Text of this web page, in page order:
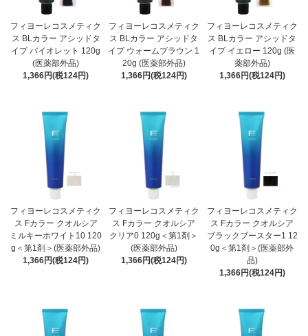
フィヨーレコスメティク
ス BLカラー アシッドタ
イプ バイオレット 120g
(医薬部外品)
1,366円(税124円)
フィヨーレコスメティク
ス BLカラー アシッドタ
イプ ウォームブラウン 1
20g (医薬部外品)
1,366円(税124円)
フィヨーレコスメティク
ス BLカラー アシッドタ
イプ イエロー 120g (医
薬部外品)
1,366円(税124円)
フィヨーレコスメティク
ス Fカラー クオルシア
ミルキーホワイト10 120
g＜第1剤＞(医薬部外品)
1,366円(税124円)
フィヨーレコスメティク
ス Fカラー クオルシア
クリア0 120g＜第1剤＞
(医薬部外品)
1,366円(税124円)
フィヨーレコスメティク
ス Fカラー クオルシア
ブラックブースター1 12
0g＜第1剤＞(医薬部外
品)
1,366円(税124円)